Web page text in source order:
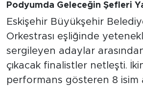
Podyumda Geleceğin Şefleri
Eskişehir Büyükşehir
Orkestrası eşliğinde
sergileyen adaylar
çıkacak finalistler netleşti.
performans gösteren 8 isim